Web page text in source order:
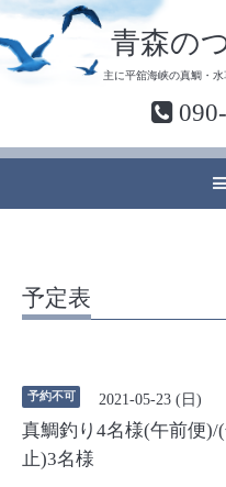
青森の
主に平舘海峡の真鯛・
予定表
予約不可 2021-05-23 (日)
真鯛釣り4名様(午前便)/
止)3名様